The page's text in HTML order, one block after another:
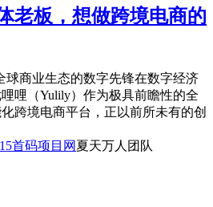
老板，想做跨境电商的
球商业生态的数字先锋在数字经济
哩（Yulily）作为极具前瞻性的全
跨境电商平台，正以前所未有的创
夏天万人团队